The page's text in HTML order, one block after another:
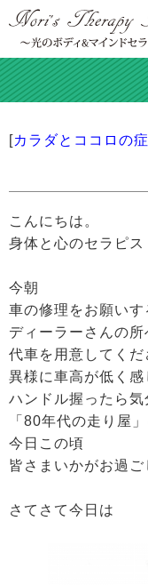
[カラダとココロの
こんにちは。
身体と心のセラピス
今朝
車の修理をお願いす
ディーラーさんの
代車を用意してく
異様に車高が低く感
ハンドル握ったら気
「80年代の走り屋
今日この頃
皆さまいかがお過ご
さてさて今日は